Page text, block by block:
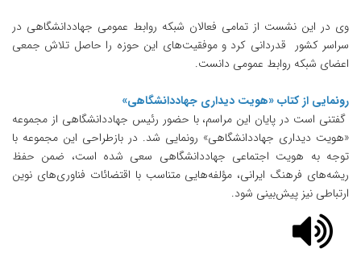
وی در این نشست از تمامی فعالان شبکه روابط عمومی جهاددانشگاهی در
سراسر کشور قدردانی کرد و موفقیت‌های این حوزه را حاصل تلاش جمعی
اعضای شبکه روابط عمومی دانست.
رونمایی از کتاب «هویت دیداری جهاددانشگاهی»
گفتنی است در پایان این مراسم، با حضور رئیس جهاددانشگاهی از مجموعه
«هویت دیداری جهاددانشگاهی» رونمایی شد. در بازطراحی این مجموعه با
توجه به هویت اجتماعی جهاددانشگاهی سعی شده است، ضمن حفظ
ریشه‌های فرهنگ ایرانی، مؤلفه‌هایی متناسب با اقتضائات فناوری‌های نوین
ارتباطی نیز پیش‌بینی شود.